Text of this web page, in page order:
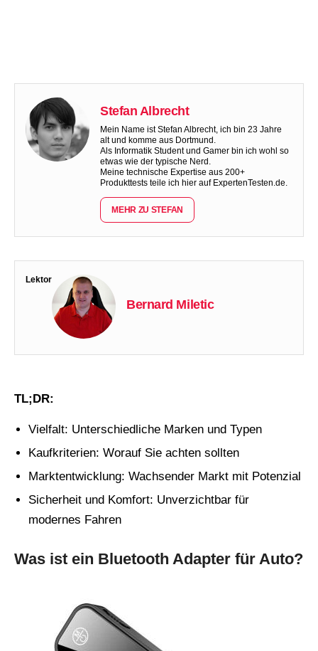
Stefan Albrecht
Mein Name ist Stefan Albrecht, ich bin 23 Jahre
alt und komme aus Dortmund.
Als Informatik Student und Gamer bin ich wohl so
etwas wie der typische Nerd.
Meine technische Expertise aus 200+
Produkttests teile ich hier auf ExpertenTesten.de.
MEHR ZU STEFAN
Lektor
Bernard Miletic
TL;DR:
Vielfalt: Unterschiedliche Marken und Typen
Kaufkriterien: Worauf Sie achten sollten
Marktentwicklung: Wachsender Markt mit Potenzial
Sicherheit und Komfort: Unverzichtbar für
modernes Fahren
Was ist ein Bluetooth Adapter für Auto?